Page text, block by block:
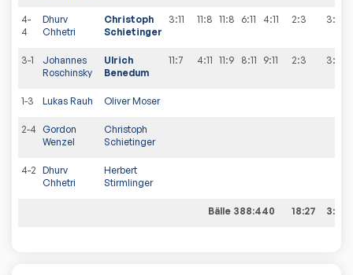
4-
4
Dhurv
Chhetri
Christoph
Schietinger
3:11 11:8 11:8 6:11 4:11 2:3 3:
3-1
Johannes
Roschinsky
Ulrich
Benedum
11:7 4:11 11:9 8:11 9:11 2:3 3:
1-3 Lukas Rauh Oliver Moser
2-4 Gordon
Wenzel
Christoph
Schietinger
4-2 Dhurv
Chhetri
Herbert
Stirmlinger
Bälle 388:440 18:27 3:8